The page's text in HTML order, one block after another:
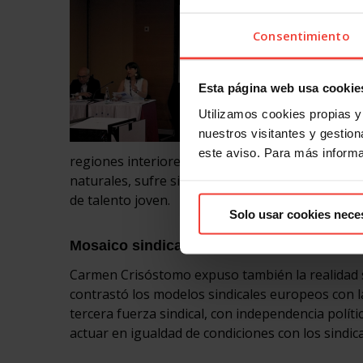
Consentimiento
Esta página web usa
Utilizamos cookies propias
nuestros visitantes y
este aviso. Para más
Solo usar cookies
regiones interiores y del sur de Europa. Con
naturales, sufre sin embargo una escasez de
de talento joven.
Mosaico sindical europeo: la realidad
Carmen Crisóstomo expuso también la
contrastó los modelos sindicales europeos con
tercera fuerza sindical, con independencia
actuar en igualdad de condiciones con los